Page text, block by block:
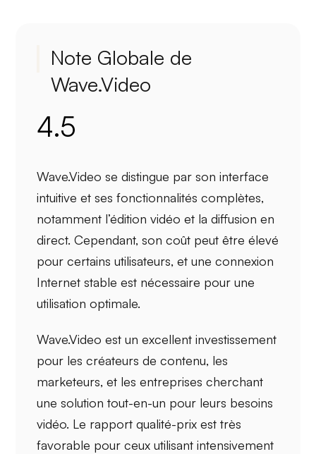
Note Globale de
Wave.Video
4.5
Wave.Video se distingue par soninterface
intuitive et sesfonctionnalités complètes,
notamment l’édition vidéo et la diffusion en
direct. Cependant, soncoût peut être élevé
pour certains utilisateurs, et une connexion
Internet stable est nécessaire pour une
utilisation optimale.
Wave.Video est un excellent investissement
pour lescréateurs de contenu, les
marketeurs, et lesentreprises cherchant
une solution tout-en-un pour leurs besoins
vidéo. Le rapport qualité-prix est très
favorable pour ceux utilisant intensivement